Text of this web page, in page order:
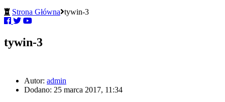
Strona Główna tywin-3
tywin-3
Autor: admin
Dodano: 25 marca 2017, 11:34